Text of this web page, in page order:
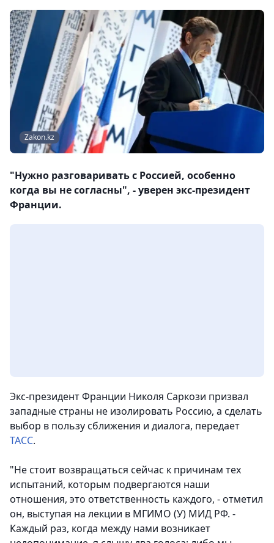
Zakon.kz
"Нужно разговаривать с Россией, особенно
когда вы не согласны", - уверен экс-президент
Франции.
Экс-президент Франции Николя Саркози призвал
западные страны не изолировать Россию, а сделать
выбор в пользу сближения и диалога, передает
ТАСС.
"Не стоит возвращаться сейчас к причинам тех
испытаний, которым подвергаются наши
отношения, это ответственность каждого, - отметил
он, выступая на лекции в МГИМО (У) МИД РФ. -
Каждый раз, когда между нами возникает